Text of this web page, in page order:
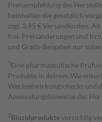
Preisempfehlung des
beinhalten die gesetzlich
zzgl. 3,95 € Versandkosten.
frei. Preisänderungen und
und Gratis-Beigaben nur
1 Eine pharmazeutische
Produkte in deinem
Wechselwirkungschecks und
Anwendungshinweise des
2Biozidproduktevorsichtig